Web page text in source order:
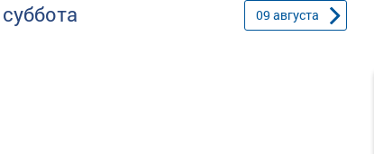
суббота 09 августа